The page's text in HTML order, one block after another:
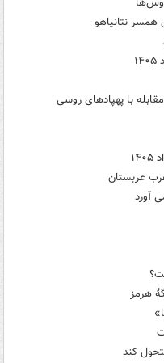
همسر نتانیاهو
مقابله با پهپادهای روسی
عربستان
آورد
هرمز